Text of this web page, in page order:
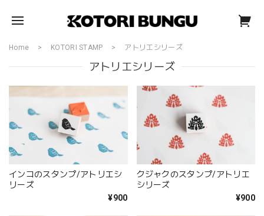
Home KOTORI STAMP アトリエシリーズ
アトリエシリーズ
インコのスタンプ/アトリエシ
リーズ
¥900
クジャクのスタンプ/アトリエ
シリーズ
¥900